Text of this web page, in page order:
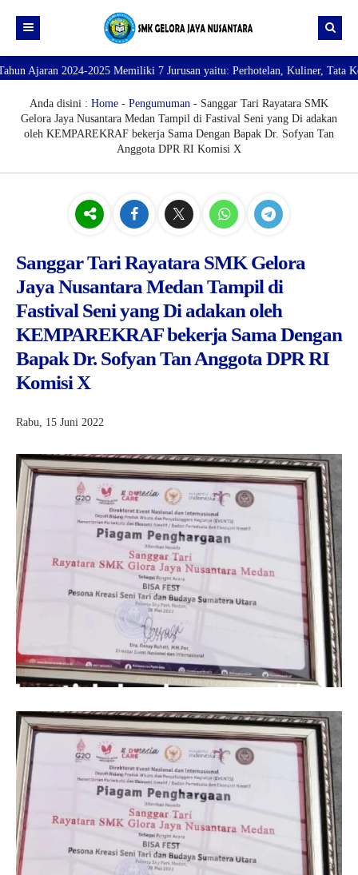
Beranda
Profil
PROFILE SEKOLAH
SARANA PRASARANA
Direktori
2025 Memiliki 7 Jurusan yaitu: Perhotelan, Kuliner, Tata Kecantikan,
Anda disini : Home - Pengumuman - Sanggar Tari Rayatara SMK
Gelora Jaya Nusantara Medan Tampil di Fastival Seni yang Di adakan
oleh KEMPAREKRAF bekerja Sama Dengan Bapak Dr. Sofyan Tan
Anggota DPR RI Komisi X
Sanggar Tari Rayatara SMK Gelora
Jaya Nusantara Medan Tampil di
Fastival Seni yang Di adakan oleh
KEMPAREKRAF bekerja Sama Dengan
Bapak Dr. Sofyan Tan Anggota DPR RI
Komisi X
Rabu, 15 Juni 2022